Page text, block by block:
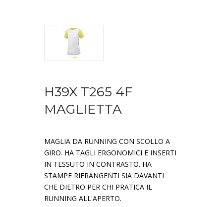
H39X T265 4F
MAGLIETTA
MAGLIA DA RUNNING CON SCOLLO A
GIRO. HA TAGLI ERGONOMICI E INSERTI
IN TESSUTO IN CONTRASTO. HA
STAMPE RIFRANGENTI SIA DAVANTI
CHE DIETRO PER CHI PRATICA IL
RUNNING ALL'APERTO.